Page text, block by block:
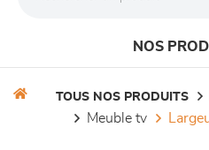
NOS
TOUS NOS PRODUITS
meuble tv